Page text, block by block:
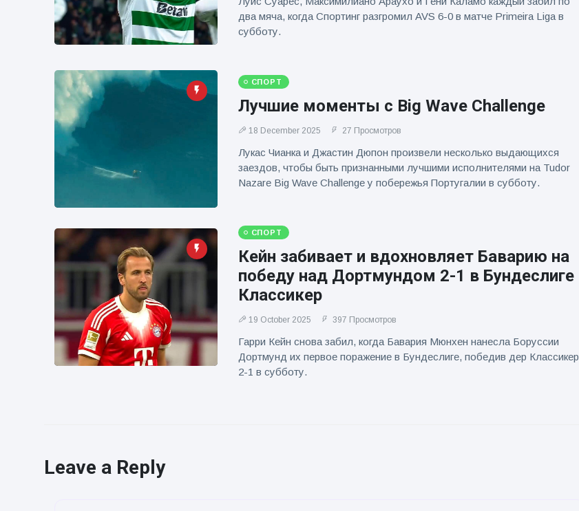
фейерверков из
движущейся
машины
два мяча, когда Спортинг разгромил AVS 6-0 в матче Primeira Liga в
субботу.
СПОРТ
Лучшие моменты с Big Wave Challenge
18 December 2025 27 Просмотров
Лукас Чианка и Джастин Дюпон произвели несколько выдающихся
заездов, чтобы быть признанными лучшими исполнителями на Tudor
Nazare Big Wave Challenge у побережья Португалии в субботу.
СПОРТ
Кейн забивает и вдохновляет Баварию на
победу над Дортмундом 2-1 в Бундеслиге
Классикер
19 October 2025 397 Просмотров
Гарри Кейн снова забил, когда Бавария Мюнхен нанесла Боруссии
Дортмунд их первое поражение в Бундеслиге, победив дер Классикер
2-1 в субботу.
Leave a Reply